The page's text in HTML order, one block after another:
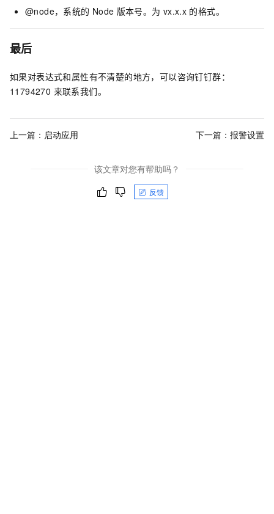
@node，系统的 Node 版本号。为 vx.x.x 的格式。
最后
如果对表达式和属性有不清楚的地方，可以咨询钉钉群：
11794270 来联系我们。
上一篇： 启动应用 下一篇： 报警设置
该文章对您有帮助吗？
反馈